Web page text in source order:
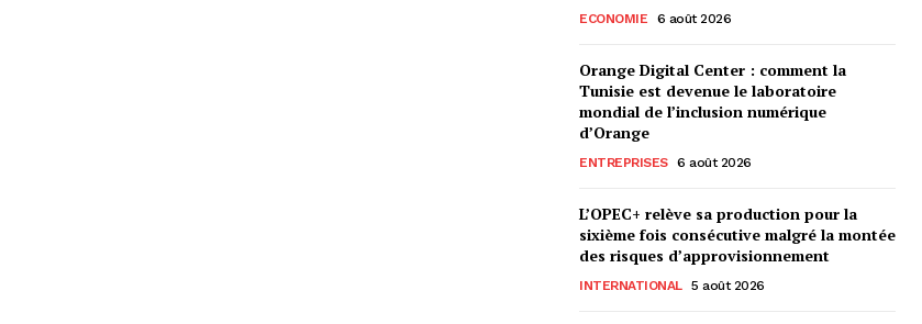
ECONOMIE 6 août 2026
Orange Digital Center : comment la
Tunisie est devenue le laboratoire
mondial de l’inclusion numérique
d’Orange
ENTREPRISES 6 août 2026
L’OPEC+ relève sa production pour la
sixième fois consécutive malgré la montée
des risques d’approvisionnement
INTERNATIONAL 5 août 2026